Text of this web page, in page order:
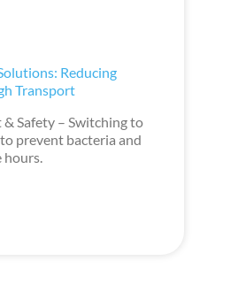
Reducing
Transport
Safety – Switching to
prevent bacteria and